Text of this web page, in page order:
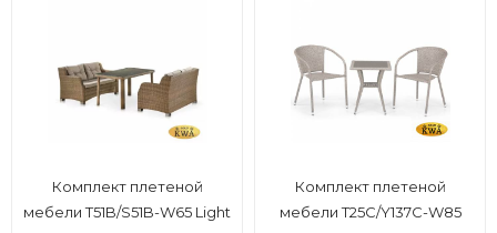
Комплект плетеной
мебели T51B/S51B-W65 Light
Комплект плетеной
мебели T25C/Y137C-W85